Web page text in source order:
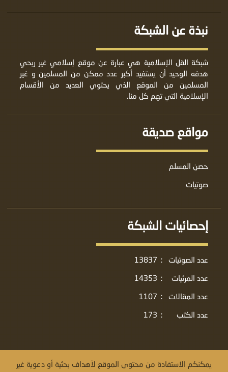
نبذة عن الشبكة
شبكة القل الإسلامية هي عبارة عن موقع إسلامي غير ربحي
هدفه الوحيد أن يستفيد أكبر عدد ممكن من المسلمين و غير
المسلمين من الموقع الذي يحتوي العديد من الأقسام
الإسلامية التي تهم كل منا.
مواقع صديقة
حصن المسلم
صوتيات
إحصائيات الشبكة
عدد الصوتيات :
13837
عدد المرئيات
:
14353
عدد المقالات
:
1107
عدد الكتب
:
173
يمكنكم الاستفادة من محتوى الموقع لأهداف بحثية أو دعوية غير